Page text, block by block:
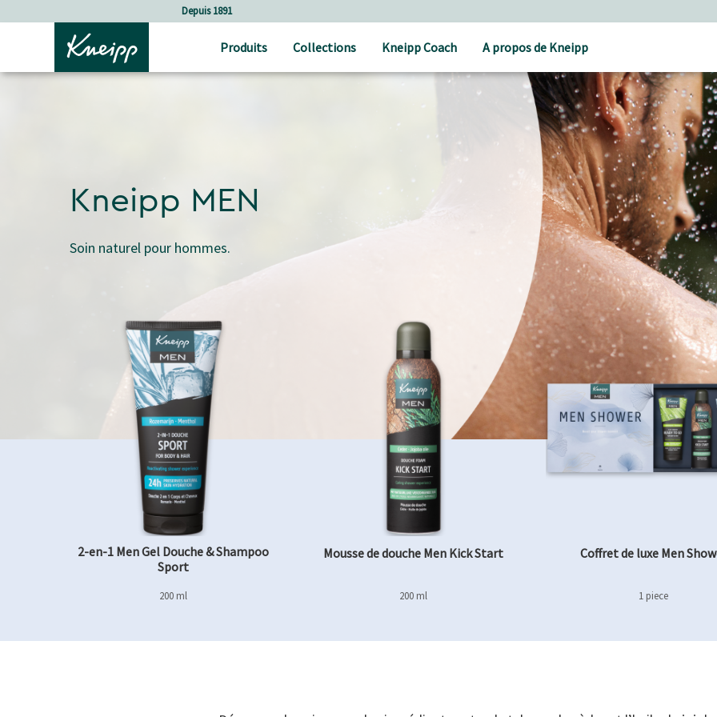
Sauter au contenu du pied de pageSoins holistiques
Produits Collections Kneipp Coach A propos de Kneipp
Kneipp MEN
Soin naturel pour hommes.
2-en-1 Men Gel Douche & Shampoo
Sport
200 ml
Mousse de douche Men Kick Start
200 ml
Coffret de luxe Men
1 piece